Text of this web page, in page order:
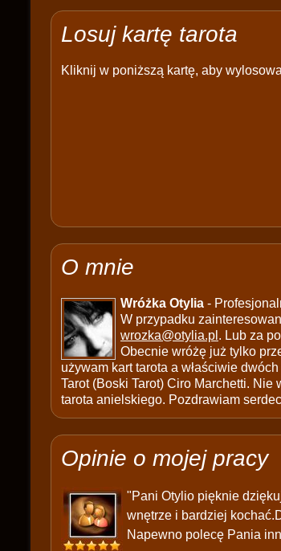
Losuj kartę tarota
Kliknij w poniższą kartę, aby
O mnie
Wróżka Otylia -
W przypadku
wrozka@otylia.pl . Lub za
Obecnie wróżę już tylko
używam kart tarota a właściwie
Tarot (Boski Tarot) Ciro Marchetti.
tarota anielskiego. Pozdrawiam
Opinie o mojej pracy
"Pani Otylio pięknie
wnętrze i bardziej
Napewno polecę Pania